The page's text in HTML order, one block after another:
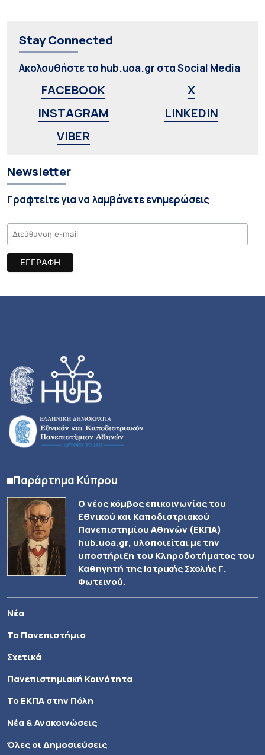
Stay Connected
Ακολουθήστε το hub.uoa.gr στα Social Media
FACEBOOK
X
INSTAGRAM
LINKEDIN
VIBER
Newsletter
Γραφτείτε για να λαμβάνετε ενημερώσεις
Παράρτημα Κύπρου
Ο νέος κόμβος επικοινωνίας του
Εθνικού και Καποδιστριακού
Πανεπιστημίου Αθηνών (ΕΚΠΑ)
hub.uoa.gr, υλοποιείται με την
υποστήριξη του Κληροδοτήματος του
Καθηγητή της Ιατρικής Σχολής Γ.
Φωτεινού.
Νέα
Το Πανεπιστήμιο
Σχετικά
Πανεπιστημιακή Κοινότητα
Το ΕΚΠΑ στην Πόλη
Νέα & Ανακοινώσεις
Όλες οι Δημοσιεύσεις